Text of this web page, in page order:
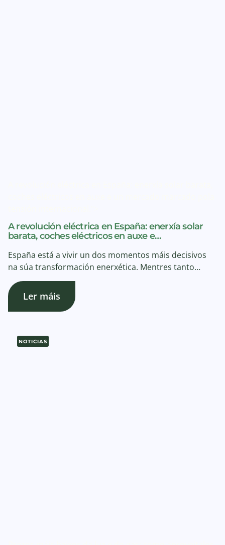
A revolución eléctrica en España: enerxía solar
barata, coches eléctricos en auxe e…
España está a vivir un dos momentos máis decisivos
na súa transformación enerxética. Mentres tanto…
Ler máis
NOTICIAS